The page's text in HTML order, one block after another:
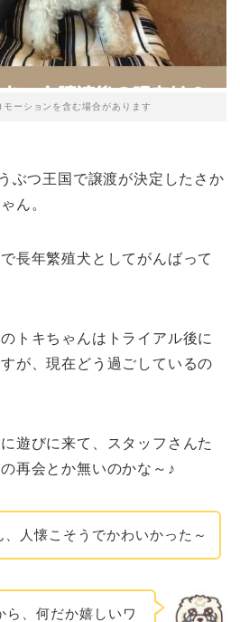
ーションを含む場合があります
ぶつ王国で譲渡が決定したさか
ん。
長年繁殖犬としてがんばって
トキちゃんはトライアル後に
が、現在どう過ごしているの
遊びに来て、スタッフさんた
再会とか無いのかな～♪
、人懐こそうでかわいかった～
ら、何だか嬉しいワ